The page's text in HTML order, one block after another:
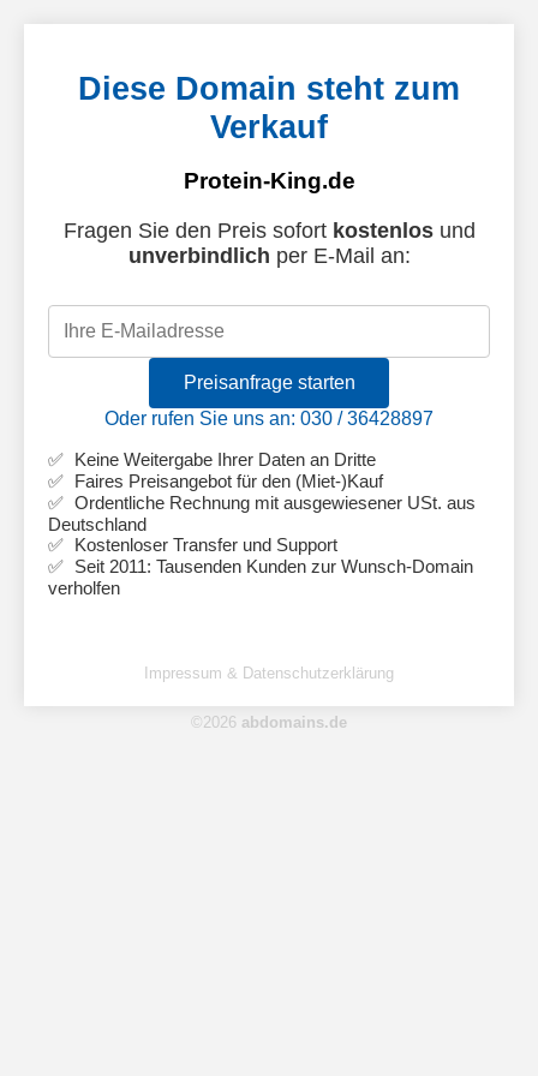
Diese Domain steht zum
Verkauf
Protein-King.de
Fragen Sie den Preis sofort kostenlosund
unverbindlich per E-Mail an:
Preisanfrage starten
Oder rufen Sie uns an: 030 / 36428897
Keine Weitergabe Ihrer Daten an Dritte
Faires Preisangebot für den (Miet-)Kauf
Ordentliche Rechnung mit ausgewiesener USt. aus
Deutschland
Kostenloser Transfer und Support
Seit 2011: Tausenden Kunden zur Wunsch-Domain
verholfen
Impressum & Datenschutzerklärung
©2026 abdomains.de